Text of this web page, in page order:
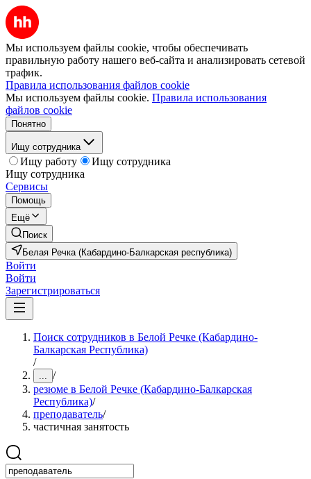
Мы используем файлы cookie, чтобы обеспечивать
правильную работу нашего веб-сайта и анализировать сетевой
трафик.
Правила использования файлов cookie
Мы используем файлы cookie. Правила использования
файлов cookie
Понятно
Ищу сотрудника
Ищу работу
Ищу сотрудника
Ищу сотрудника
Сервисы
Помощь
Ещё
Поиск
Белая Речка (Кабардино-Балкарская республика)
Войти
Войти
Зарегистрироваться
Поиск сотрудников в Белой Речке (Кабардино-
Балкарская Республика)
/
... /
резюме в Белой Речке (Кабардино-Балкарская
Республика)/
преподаватель/
частичная занятость